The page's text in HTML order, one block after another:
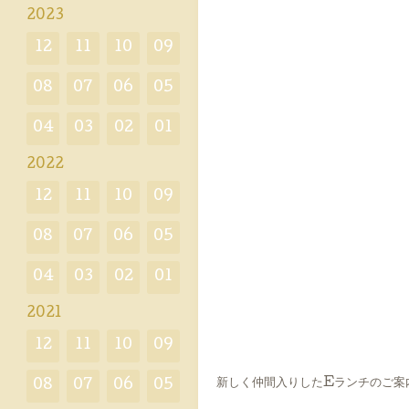
新しく仲間入りしたEランチのご案
2023
12 11 10 09
08 07 06 05
04 03 02 01
2022
12 11 10 09
08 07 06 05
04 03 02 01
2021
12 11 10 09
08 07 06 05